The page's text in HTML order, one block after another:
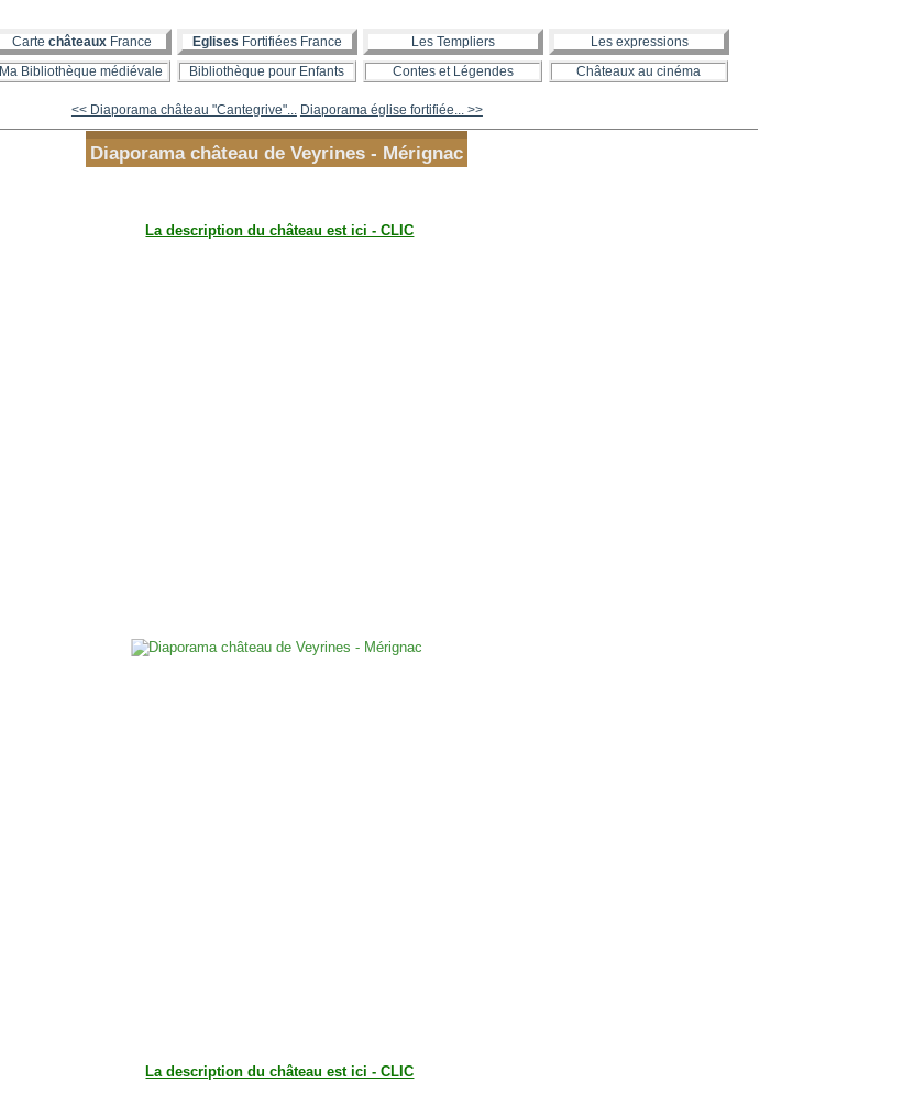
Carte châteauxFrance Eglises Fortifiées France Les Templiers
Les expressions
Ma Bibliothèque médiévale Bibliothèque pour Enfants Contes et Légendes Châteaux au cinéma
<< Diaporama château "Cantegrive"... Diaporama église fortifiée... >>
Diaporama château de Veyrines - Mérignac
La description du château est ici - CLIC
La description du château est ici - CLIC